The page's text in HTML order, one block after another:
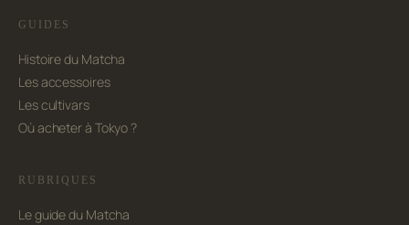
GUIDES
Histoire du Matcha
Les accessoires
Les cultivars
Où acheter à Tokyo ?
RUBRIQUES
Le guide du Matcha